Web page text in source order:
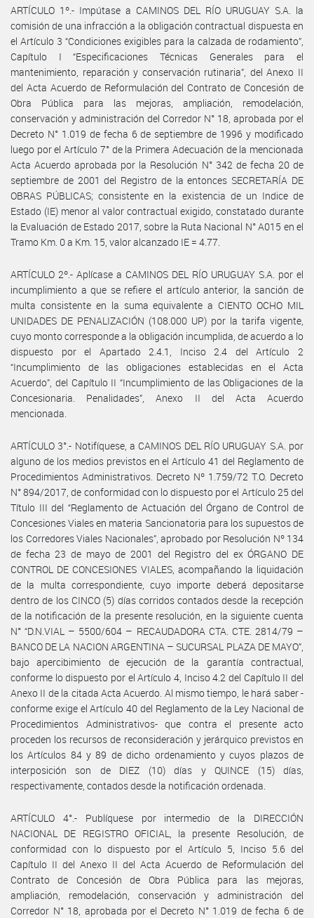
ARTÍCULO 1º.- Impútase a CAMINOS DEL RÍO URUGUAY S.A. la
comisión de una infracción a la obligación contractual dispuesta en
el Artículo 3 “Condiciones exigibles para la calzada de rodamiento”,
Capítulo I “Especificaciones Técnicas Generales para el
mantenimiento, reparación y conservación rutinaria”, del Anexo II
del Acta Acuerdo de Reformulación del Contrato de Concesión de
Obra Pública para las mejoras, ampliación, remodelación,
conservación y administración del Corredor N° 18, aprobada por el
Decreto N° 1.019 de fecha 6 de septiembre de 1996 y modificado
luego por el Artículo 7° de la Primera Adecuación de la mencionada
Acta Acuerdo aprobada por la Resolución N° 342 de fecha 20 de
septiembre de 2001 del Registro de la entonces SECRETARÍA DE
OBRAS PÚBLICAS; consistente en la existencia de un Indice de
Estado (IE) menor al valor contractual exigido, constatado durante
la Evaluación de Estado 2017, sobre la Ruta Nacional N° A015 en el
Tramo Km. 0 a Km. 15, valor alcanzado IE = 4.77.
ARTÍCULO 2º.- Aplícase a CAMINOS DEL RÍO URUGUAY S.A. por el
incumplimiento a que se refiere el artículo anterior, la sanción de
multa consistente en la suma equivalente a CIENTO OCHO MIL
UNIDADES DE PENALIZACIÓN (108.000 UP) por la tarifa vigente,
cuyo monto corresponde a la obligación incumplida, de acuerdo a lo
dispuesto por el Apartado 2.4.1, Inciso 2.4 del Artículo 2
“Incumplimiento de las obligaciones establecidas en el Acta
Acuerdo”, del Capítulo II “Incumplimiento de las Obligaciones de la
Concesionaria. Penalidades”, Anexo II del Acta Acuerdo
mencionada.
ARTÍCULO 3°.- Notifíquese, a CAMINOS DEL RÍO URUGUAY S.A. por
alguno de los medios previstos en el Artículo 41 del Reglamento de
Procedimientos Administrativos. Decreto Nº 1.759/72 T.O. Decreto
N° 894/2017, de conformidad con lo dispuesto por el Artículo 25 del
Título III del “Reglamento de Actuación del Órgano de Control de
Concesiones Viales en materia Sancionatoria para los supuestos de
los Corredores Viales Nacionales”, aprobado por Resolución Nº 134
de fecha 23 de mayo de 2001 del Registro del ex ÓRGANO DE
CONTROL DE CONCESIONES VIALES, acompañando la liquidación
de la multa correspondiente, cuyo importe deberá depositarse
dentro de los CINCO (5) días corridos contados desde la recepción
de la notificación de la presente resolución, en la siguiente cuenta
N° “D.N.VIAL – 5500/604 – RECAUDADORA CTA. CTE. 2814/79 –
BANCO DE LA NACION ARGENTINA – SUCURSAL PLAZA DE MAYO”,
bajo apercibimiento de ejecución de la garantía contractual,
conforme lo dispuesto por el Artículo 4, Inciso 4.2 del Capítulo II del
Anexo II de la citada Acta Acuerdo. Al mismo tiempo, le hará saber -
conforme exige el Artículo 40 del Reglamento de la Ley Nacional de
Procedimientos Administrativos- que contra el presente acto
proceden los recursos de reconsideración y jerárquico previstos en
los Artículos 84 y 89 de dicho ordenamiento y cuyos plazos de
interposición son de DIEZ (10) días y QUINCE (15) días,
respectivamente, contados desde la notificación ordenada.
ARTÍCULO 4°.- Publíquese por intermedio de la DIRECCIÓN
NACIONAL DE REGISTRO OFICIAL, la presente Resolución, de
conformidad con lo dispuesto por el Artículo 5, Inciso 5.6 del
Capítulo II del Anexo II del Acta Acuerdo de Reformulación del
Contrato de Concesión de Obra Pública para las mejoras,
ampliación, remodelación, conservación y administración del
Corredor N° 18, aprobada por el Decreto N° 1.019 de fecha 6 de